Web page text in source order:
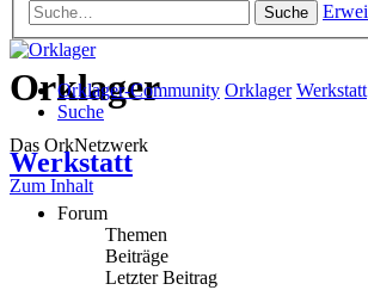
Suche
Orklager
Das OrkNetzwerk
Zum Inhalt
Orklager-Community Orklager Werkstatt
Suche
Werkstatt
Forum
Themen
Beiträge
Letzter Beitrag